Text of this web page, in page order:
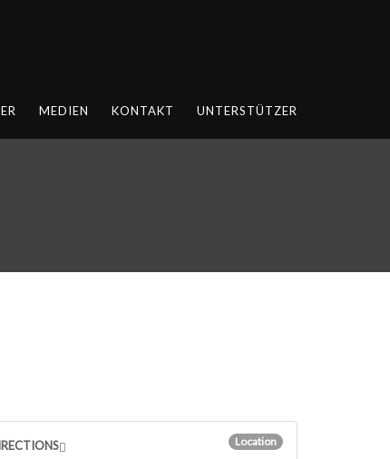
MEDIEN KONTAKT UNTERSTÜTZER
Location